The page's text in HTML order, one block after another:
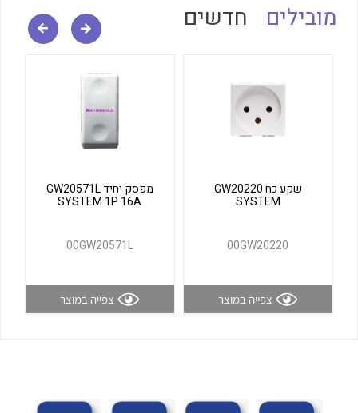
לכל מוצרי היצרן לכל מוצרי היצרן
מובילים חדשים
שקע כח GW20220
SYSTEM
00GW20220
צפייה במוצר
מפסק יחיד GW20571L
SYSTEM 1P 16A
00GW20571L
צפייה במוצר